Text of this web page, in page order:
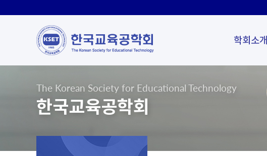
학회소개
The Korean Society for Educational Technology
한국교육공학회